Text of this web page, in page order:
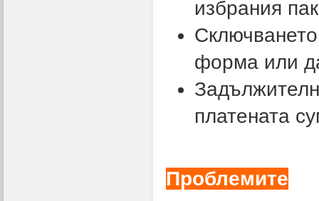
избрания
форма или
платената
Проблемите